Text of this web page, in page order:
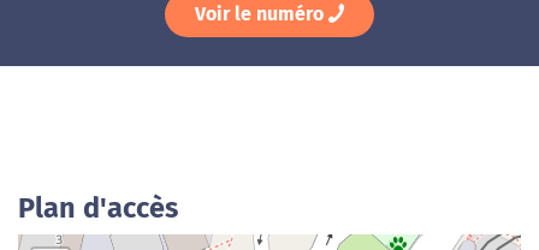
Voir le numéro
Plan d'accès